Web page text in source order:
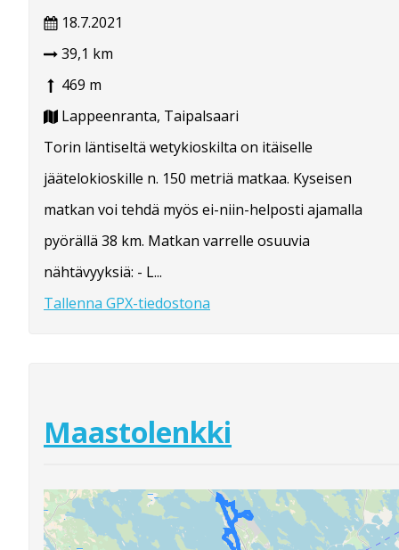
18.7.2021
39,1 km
469 m
Lappeenranta, Taipalsaari
Torin läntiseltä wetykioskilta on itäiselle
jäätelokioskille n. 150 metriä matkaa. Kyseisen
matkan voi tehdä myös ei-niin-helposti ajamalla
pyörällä 38 km. Matkan varrelle osuuvia
nähtävyyksiä: - L...
Tallenna GPX-tiedostona
Maastolenkki